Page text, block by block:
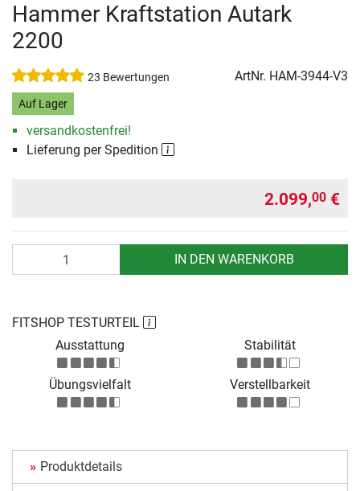
Hammer Kraftstation Autark
2200
23 Bewertungen ArtNr. HAM-3944-V3
Auf Lager
versandkostenfrei!
Lieferung per Spedition
2.099,00 €
IN DEN WARENKORB
FITSHOP TESTURTEIL
Ausstattung
Stabilität
Übungsvielfalt Verstellbarkeit
Produktdetails